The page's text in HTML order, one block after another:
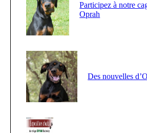
Participez à notre
Oprah
Des nouvelles